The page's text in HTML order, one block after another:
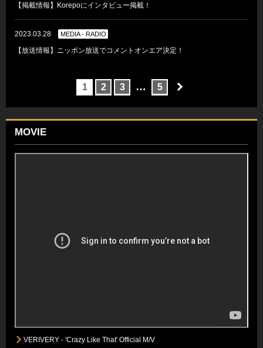
【掲載情報】Korepoにインタビュー掲載！
2023.03.28 MEDIA - RADIO
【放送情報】ニッポン放送でコメントオンエア決定！
1 2 3 … 5
MOVIE
VERIVERY - 'Crazy Like That' Official M/V